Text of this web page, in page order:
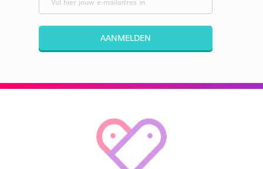
AANMELDEN